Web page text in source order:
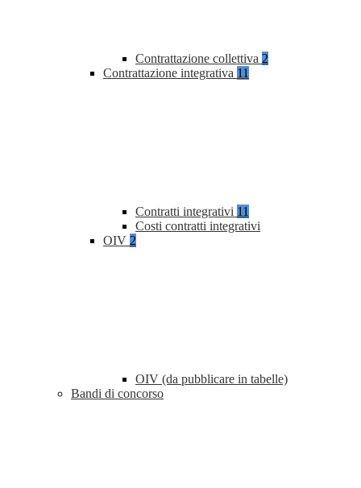
Contrattazione collettiva 2
Contrattazione integrativa 11
Contratti integrativi 11
Costi contratti integrativi
OIV 2
OIV (da pubblicare in tabelle)
Bandi di concorso